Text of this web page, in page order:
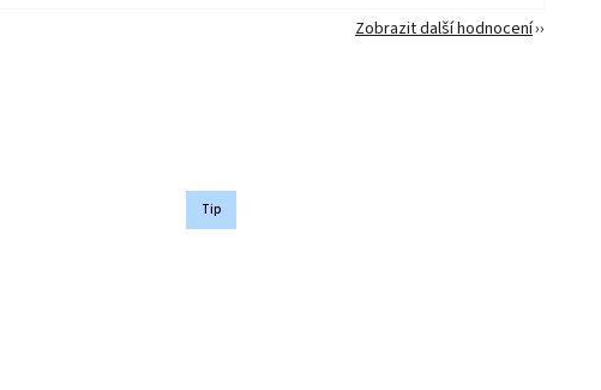
Zobrazit další hodnocení
Tip